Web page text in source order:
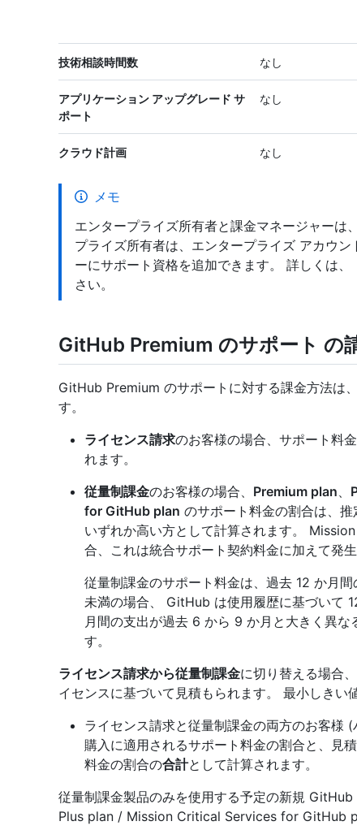
技術相談時間数 なし
アプリケーション アップグレード サ
ポート
なし
クラウド計画 なし
メモ
エンタープライズ所有者と課金マネージャーは
プライズ所有者は、エンタープライズ アカウ
ーにサポート資格を追加できます。 詳しくは、
さい。
GitHub Premium のサポート の
GitHub Premium のサポートに対する課金方法は
す。
ライセンス請求のお客様の場合、サポート料
れます。
従量制課金のお客様の場合、 Premium plan
for GitHub plan のサポート料金の割合は、
いずれか高い方として計算されます。
合、これは統合サポート契約料金に加えて発生
従量制課金のサポート料金は、過去 12 か月
未満の場合、 GitHub は使用履歴に基づいて
月間の支出が過去 6 から 9 か月と大きく異
す。
ライセンス請求から従量制課金に切り替える場合
イセンスに基づいて見積もられます。 最小しきい
ライセンス請求と従量制課金の両方のお客様
購入に適用されるサポート料金の割合と、見
料金の割合の合計として計算されます。
従量制課金製品のみを使用する予定の新規
Plus plan / Mission Critical Services for GitHub